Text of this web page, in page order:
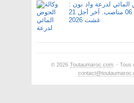
المائي لدرعة واد نون :
مباريات لتوظيف 06 مناصب. آخر أجل 21
غشت 2026
© 2026 Toutaumaroc.com. - Tous